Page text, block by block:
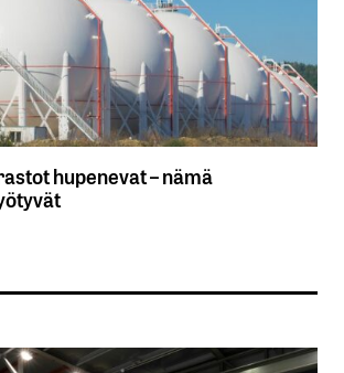
hupenevat – nämä